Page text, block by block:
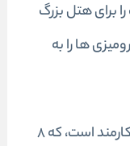
را برای هتل بزرگ
ها را به
شرکت آقای طرح در حال حاضر دارای 15 کارمند است، که 8